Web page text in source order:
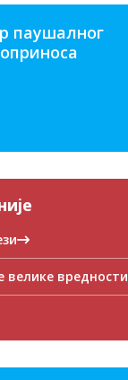
паушалног
велике вредности